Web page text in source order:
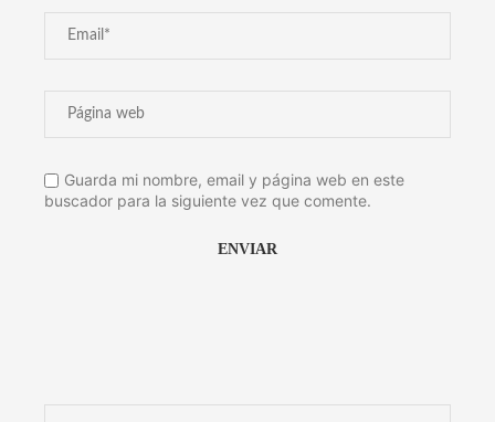
Guarda mi nombre, email y página web en este
buscador para la siguiente vez que comente.